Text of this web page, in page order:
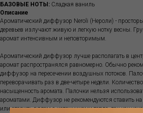
БАЗОВЫЕ НОТЫ: Сладкая ваниль
Описание
Ароматический диффузор Neroli (Нероли) -
деревьев излучают живую и легкую нотку весны.
аромат интенсивным и неповторимым.
Ароматический диффузор лучше располагать в
аромат распространялся равномерно. Обычно
диффузор на пересечении воздушных потоков.
переворачивать раз в две-четыре недели.
насыщенность аромата. Палочки нельзя
ароматами. Диффузор не рекомендуются ставить
или ставить рядом с источниками тепла, так как